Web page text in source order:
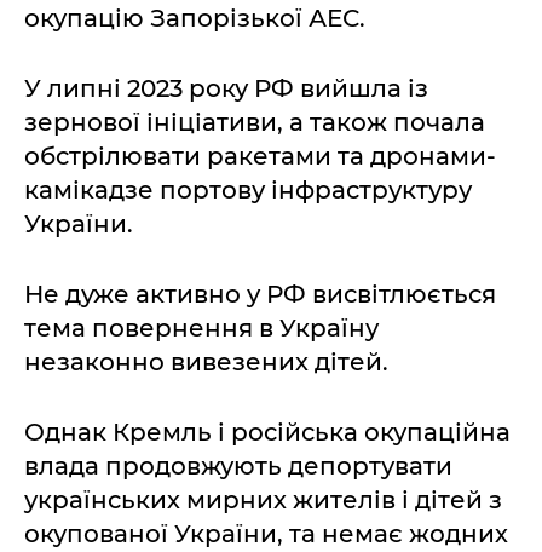
окупацію Запорізької АЕС.
У липні 2023 року РФ вийшла із
зернової ініціативи, а також почала
обстрілювати ракетами та дронами-
камікадзе портову інфраструктуру
України.
Не дуже активно у РФ висвітлюється
тема повернення в Україну
незаконно вивезених дітей.
Однак Кремль і російська окупаційна
влада продовжують депортувати
українських мирних жителів і дітей з
окупованої України, та немає жодних